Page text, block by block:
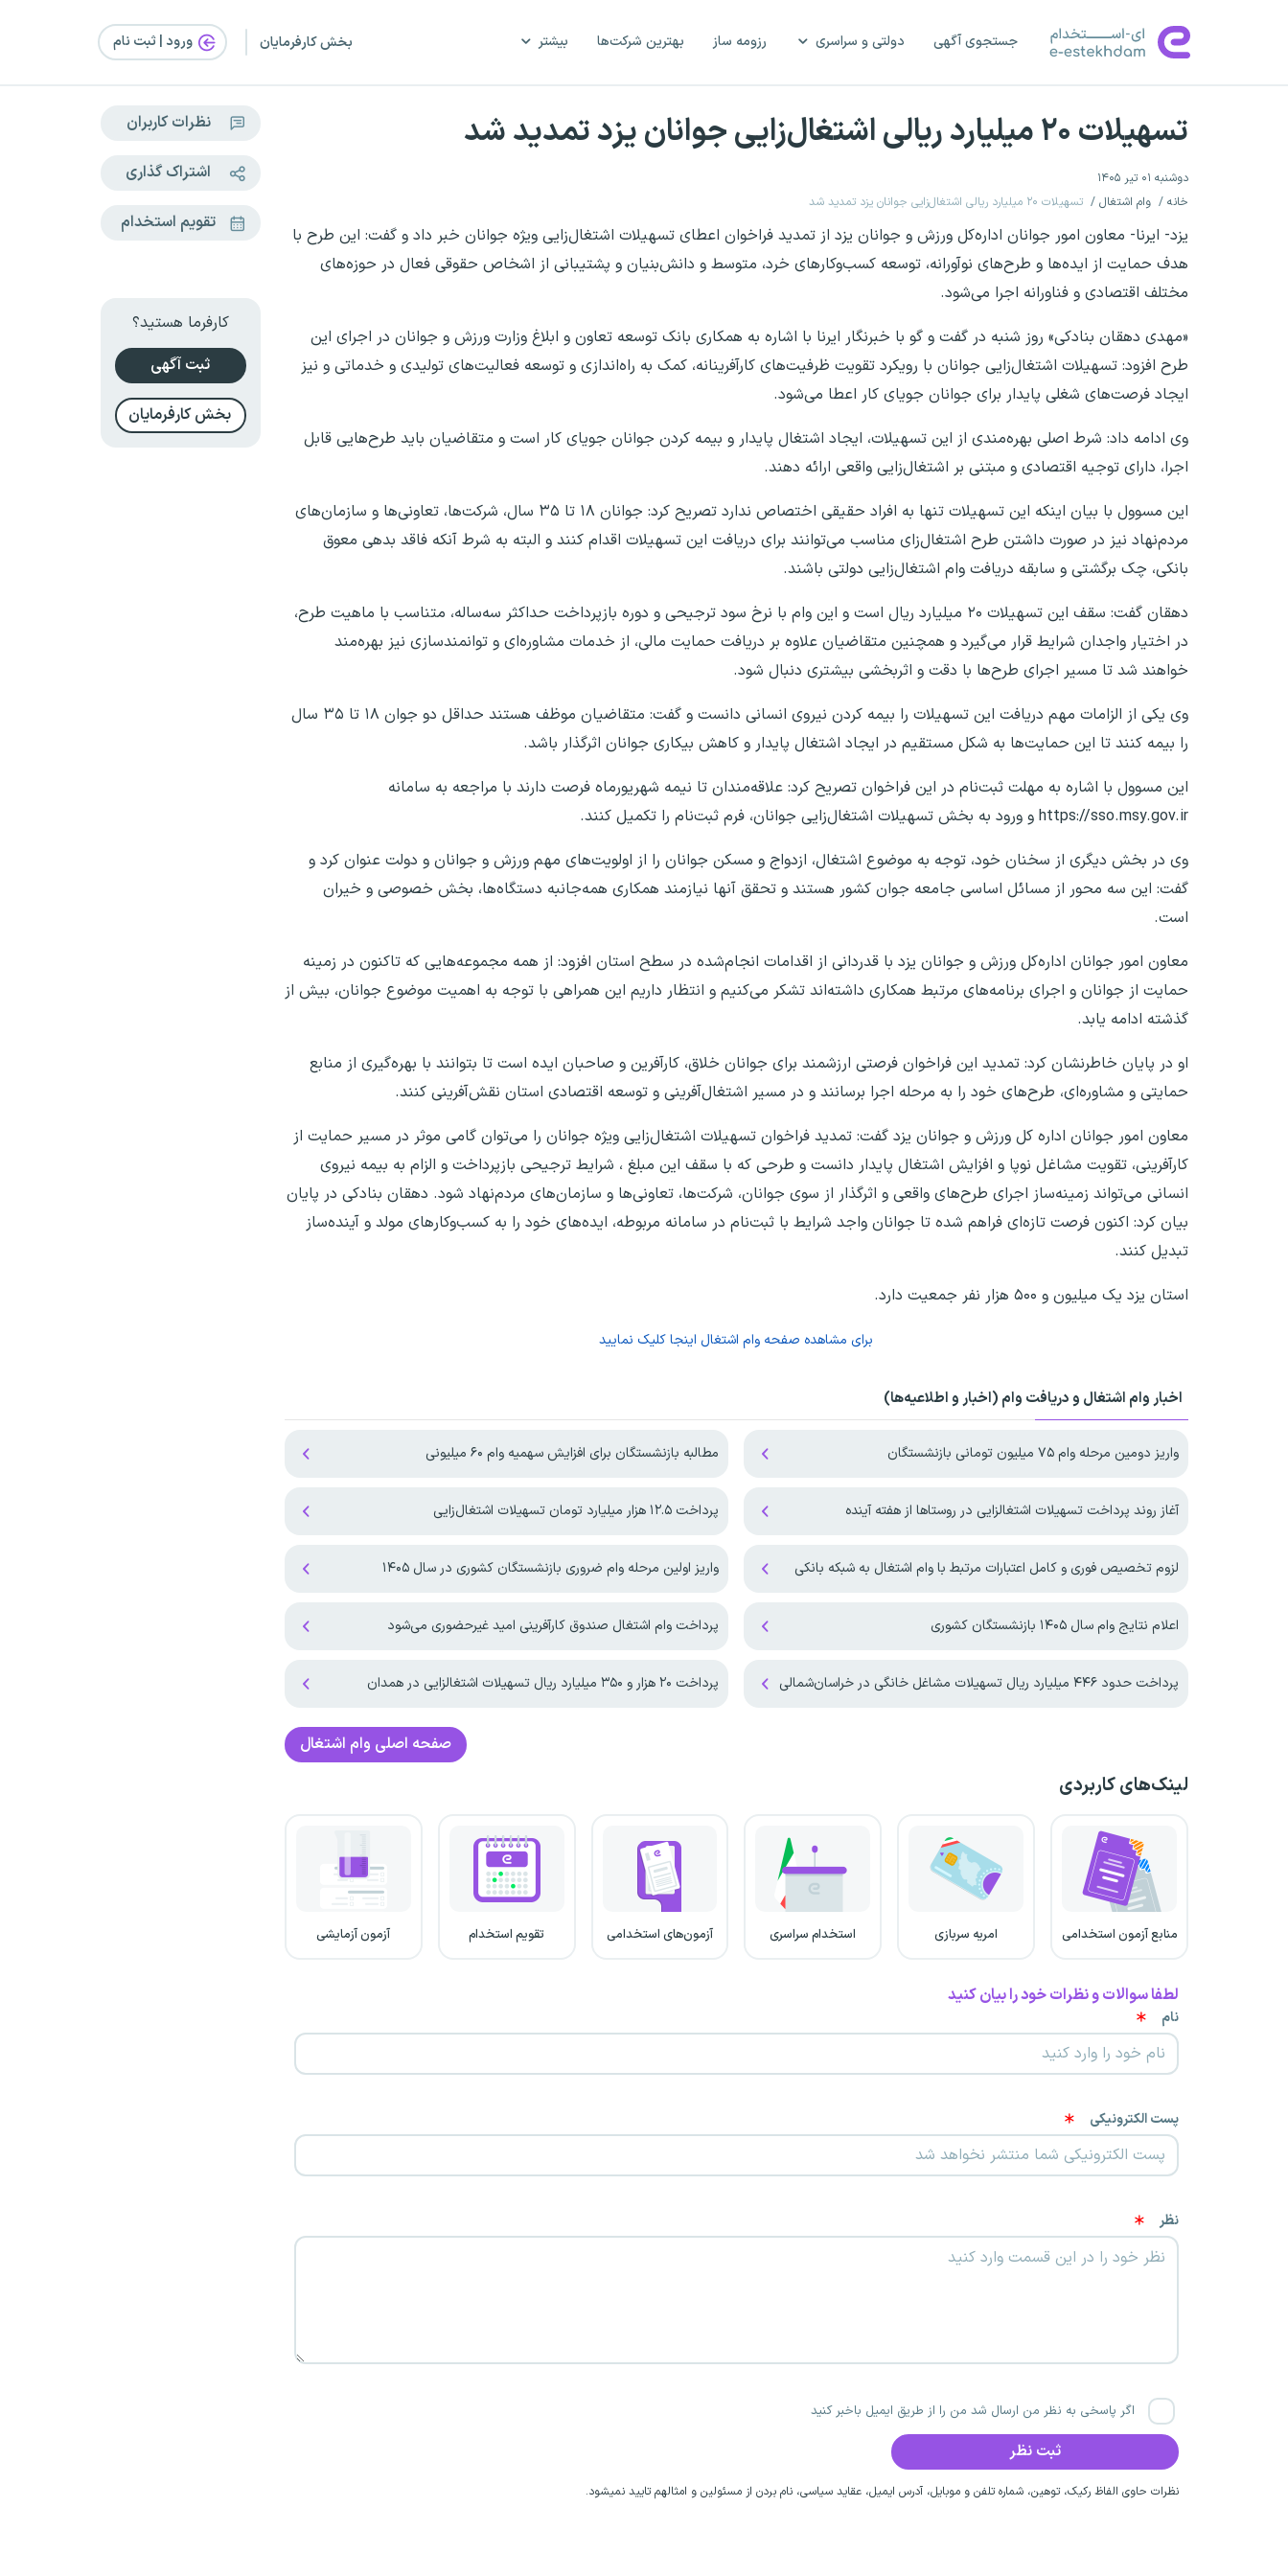
جستجوی آگهی دولتی و سراسری رزومه ساز بهترین شرکت‌ها بیشتر بخش کارفرمایان ورود | ثبت‌ نام
تسهیلات ۲۰ میلیارد ریالی اشتغال‌زایی جوانان یزد تمدید شد
دوشنبه ۰۱ تیر ۱۴۰۵
خانه
وام اشتغال تسهیلات ۲۰ میلیارد ریالی اشتغال‌زایی جوانان یزد تمدید شد
یزد- ایرنا- معاون امور جوانان اداره‌کل ورزش و جوانان یزد از تمدید فراخوان اعطای تسهیلات اشتغال‌زایی ویژه جوانان خبر داد و گفت: این طرح با
هدف حمایت از ایده‌ها و طرح‌های نوآورانه، توسعه کسب‌وکارهای خرد، متوسط و دانش‌بنیان و پشتیبانی از اشخاص حقوقی فعال در حوزه‌های
مختلف اقتصادی و فناورانه اجرا می‌شود.
«مهدی دهقان بنادکی» روز شنبه در گفت و گو با خبرنگار ایرنا با اشاره به همکاری بانک توسعه تعاون و ابلاغ وزارت ورزش و جوانان در اجرای این
طرح افزود: تسهیلات اشتغال‌زایی جوانان با رویکرد تقویت ظرفیت‌های کارآفرینانه، کمک به راه‌اندازی و توسعه فعالیت‌های تولیدی و خدماتی و نیز
ایجاد فرصت‌های شغلی پایدار برای جوانان جویای کار اعطا می‌شود.
وی ادامه داد: شرط اصلی بهره‌مندی از این تسهیلات، ایجاد اشتغال پایدار و بیمه کردن جوانان جویای کار است و متقاضیان باید طرح‌هایی قابل
اجرا، دارای توجیه اقتصادی و مبتنی بر اشتغال‌زایی واقعی ارائه دهند.
این مسوول با بیان اینکه این تسهیلات تنها به افراد حقیقی اختصاص ندارد تصریح کرد: جوانان ۱۸ تا ۳۵ سال، شرکت‌ها، تعاونی‌ها و سازمان‌های
مردم‌نهاد نیز در صورت داشتن طرح اشتغال‌زای مناسب می‌توانند برای دریافت این تسهیلات اقدام کنند و البته به شرط آنکه فاقد بدهی معوق
بانکی، چک برگشتی و سابقه دریافت وام اشتغال‌زایی دولتی باشند.
دهقان گفت: سقف این تسهیلات ۲۰ میلیارد ریال است و این وام با نرخ سود ترجیحی و دوره بازپرداخت حداکثر سه‌ساله، متناسب با ماهیت طرح،
در اختیار واجدان شرایط قرار می‌گیرد و همچنین متقاضیان علاوه بر دریافت حمایت مالی، از خدمات مشاوره‌ای و توانمندسازی نیز بهره‌مند
خواهند شد تا مسیر اجرای طرح‌ها با دقت و اثربخشی بیشتری دنبال شود.
وی یکی از الزامات مهم دریافت این تسهیلات را بیمه کردن نیروی انسانی دانست و گفت: متقاضیان موظف هستند حداقل دو جوان ۱۸ تا ۳۵ سال
را بیمه کنند تا این حمایت‌ها به شکل مستقیم در ایجاد اشتغال پایدار و کاهش بیکاری جوانان اثرگذار باشد.
این مسوول با اشاره به مهلت ثبت‌نام در این فراخوان تصریح کرد: علاقه‌مندان تا نیمه شهریورماه فرصت دارند با مراجعه به سامانه
https://sso.msy.gov.ir و ورود به بخش تسهیلات اشتغال‌زایی جوانان، فرم ثبت‌نام را تکمیل کنند.
وی در بخش دیگری از سخنان خود، توجه به موضوع اشتغال، ازدواج و مسکن جوانان را از اولویت‌های مهم ورزش و جوانان و دولت عنوان کرد و
گفت: این سه محور از مسائل اساسی جامعه جوان کشور هستند و تحقق آنها نیازمند همکاری همه‌جانبه دستگاه‌ها، بخش خصوصی و خیران
است.
معاون امور جوانان اداره‌کل ورزش و جوانان یزد با قدردانی از اقدامات انجام‌شده در سطح استان افزود: از همه مجموعه‌هایی که تاکنون در زمینه
حمایت از جوانان و اجرای برنامه‌های مرتبط همکاری داشته‌اند تشکر می‌کنیم و انتظار داریم این همراهی با توجه به اهمیت موضوع جوانان، بیش از
گذشته ادامه یابد.
او در پایان خاطرنشان کرد: تمدید این فراخوان فرصتی ارزشمند برای جوانان خلاق، کارآفرین و صاحبان ایده است تا بتوانند با بهره‌گیری از منابع
حمایتی و مشاوره‌ای، طرح‌های خود را به مرحله اجرا برسانند و در مسیر اشتغال‌آفرینی و توسعه اقتصادی استان نقش‌آفرینی کنند.
معاون امور جوانان اداره کل ورزش و جوانان یزد گفت: تمدید فراخوان تسهیلات اشتغال‌زایی ویژه جوانان را می‌توان گامی موثر در مسیر حمایت از
کارآفرینی، تقویت مشاغل نوپا و افزایش اشتغال پایدار دانست و طرحی که با سقف این مبلغ ، شرایط ترجیحی بازپرداخت و الزام به بیمه نیروی
انسانی می‌تواند زمینه‌ساز اجرای طرح‌های واقعی و اثرگذار از سوی جوانان، شرکت‌ها، تعاونی‌ها و سازمان‌های مردم‌نهاد شود. دهقان بنادکی در پایان
بیان کرد: اکنون فرصت تازه‌ای فراهم شده تا جوانان واجد شرایط با ثبت‌نام در سامانه مربوطه، ایده‌های خود را به کسب‌وکارهای مولد و آینده‌ساز
تبدیل کنند.
استان یزد یک میلیون و ۵۰۰ هزار نفر جمعیت دارد.
برای مشاهده صفحه وام اشتغال اینجا کلیک نمایید
اخبار وام اشتغال و دریافت وام (اخبار و اطلاعیه‌ها)
واریز دومین مرحله وام ۷۵ میلیون تومانی بازنشستگان مطالبه بازنشستگان برای افزایش سهمیه‌ وام ۶۰ میلیونی
آغاز روند پرداخت تسهیلات اشتغالزایی در روستاها از هفته آینده پرداخت ۱۲.۵ هزار میلیارد تومان تسهیلات اشتغال‌زایی
لزوم تخصیص فوری و کامل اعتبارات مرتبط با وام اشتغال به شبکه بانکی واریز اولین مرحله وام ضروری بازنشستگان کشوری در سال ۱۴۰۵
اعلام نتایج وام سال ۱۴۰۵ بازنشستگان کشوری پرداخت وام اشتغال صندوق کارآفرینی امید غیرحضوری می‌شود
پرداخت حدود ۴۴۶ میلیارد ریال تسهیلات مشاغل خانگی در خراسان‌شمالی پرداخت ۲۰ هزار و ۳۵۰ میلیارد ریال تسهیلات اشتغالزایی در همدان
صفحه اصلی وام اشتغال
لینک‌های کاربردی
منابع آزمون استخدامی امریه سربازی استخدام سراسری آزمون‌های استخدامی تقویم استخدام آزمون آزمایشی
لطفا سوالات و نظرات خود را بیان کنید
نام
پست الکترونیکی
نظر
اگر پاسخی به نظر من ارسال شد من را از طریق ایمیل باخبر کنید
نظرات حاوی الفاظ رکیک، توهین، شماره تلفن و موبایل، آدرس ایمیل، عقاید سیاسی، نام بردن از مسئولین و امثالهم تایید نمیشود.
نظرات کاربران
اشتراک گذاری
تقویم استخدام
کارفرما هستید؟
ثبت آگهی
بخش کارفرمایان